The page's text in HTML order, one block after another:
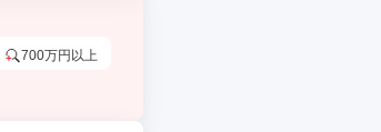
700万円以上